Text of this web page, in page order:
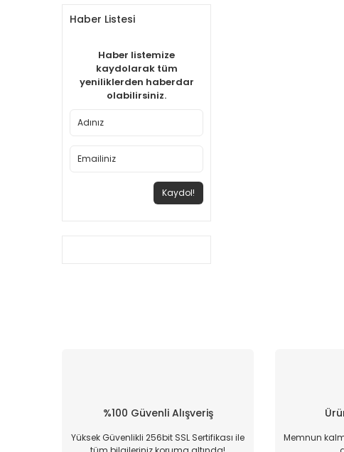
Haber Listesi
Haber listemize
kaydolarak tüm
yeniliklerden haberdar
olabilirsiniz.
Kaydol!
%100 Güvenli Alışveriş
Yüksek Güvenlikli 256bit SSL Sertifikası ile
Memnun